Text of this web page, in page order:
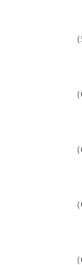
（59
（60
（61
（62
（63